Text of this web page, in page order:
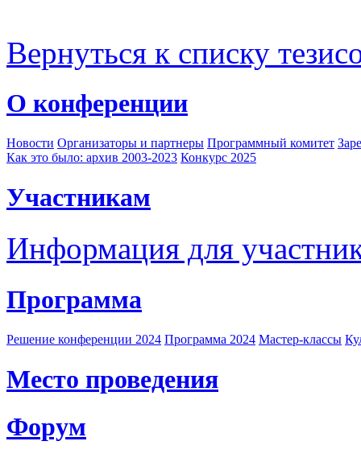
Вернуться к списку
О конференции
Новости Организаторы и партнеры Программный комитет
Как это было: архив 2003-2023 Конкурс 2025
Участникам
Информация для
Программа
Решение конференции 2024 Программа 2024 Мастер-классы
Место проведения
Форум